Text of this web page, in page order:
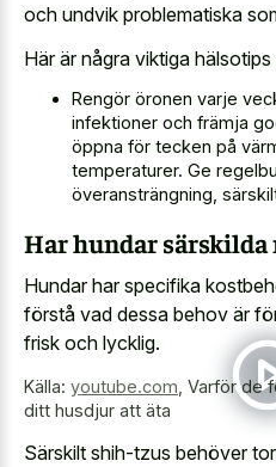
och undvik problematiska
Här är några viktiga
Rengör öronen varje
infektioner och främja
öppna för tecken på
temperaturer. Ge
överansträngning,
Har hundar särskilda
Hundar har specifika
förstå vad dessa behov är
frisk och lycklig.
Källa: youtube.com, Varför de
ditt husdjur att äta
Särskilt shih-tzus behöver